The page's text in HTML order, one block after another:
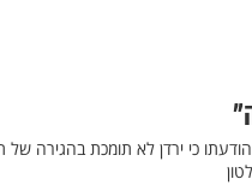
כי ירדן לא תומכת בהגירה של